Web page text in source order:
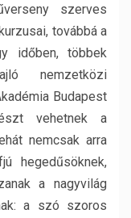
szerves
továbbá a
időben, többek
nemzetközi
Budapest
vehetnek a
nemcsak arra
hegedűsöknek,
a nagyvilág
a szó szoros